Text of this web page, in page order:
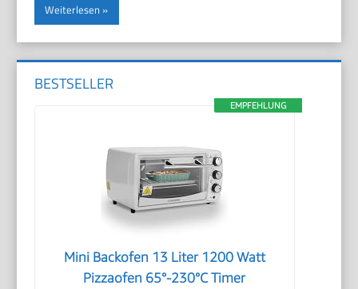
Weiterlesen
BESTSELLER
EMPFEHLUNG
Mini Backofen 13 Liter 1200 Watt
Pizzaofen 65°-230°C Timer